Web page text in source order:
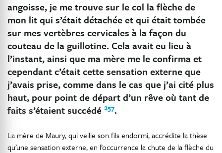
angoisse, je me trouve sur le col la flèche de
mon lit qui s’était détachée et qui était tombée
sur mes vertèbres cervicales à la façon du
couteau de la guillotine. Cela avait eu lieu à
l’instant, ainsi que ma mère me le confirma et
cependant c’était cette sensation externe que
j’avais prise, comme dans le cas que j’ai cité plus
haut, pour point de départ d’un rêve où tant de
faits s’étaient succédé 257.
La mère de Maury, qui veille son fils endormi, accrédite la thèse
qu’une sensation externe, en l’occurrence la chute de la flèche du